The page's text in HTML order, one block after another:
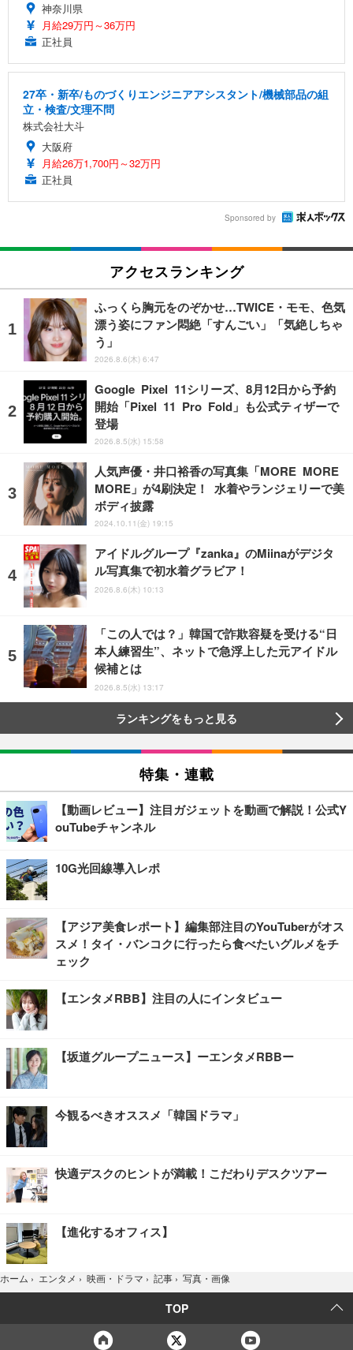
神奈川県
月給29万円～36万円
正社員
27卒・新卒/ものづくりエンジニアアシスタント/機械部品の組
立・検査/文理不問
株式会社大斗
大阪府
月給26万1,700円～32万円
正社員
Sponsored by
アクセスランキング
ふっくら胸元をのぞかせ…TWICE・モモ、色気
漂う姿にファン悶絶「すんごい」「気絶しちゃ
う」
2026.8.6(木) 6:47
Google Pixel 11シリーズ、8月12日から予約
開始「Pixel 11 Pro Fold」も公式ティザーで
登場
2026.8.5(水) 15:58
人気声優・井口裕香の写真集「MORE MORE
MORE」が4刷決定！ 水着やランジェリーで美
ボディ披露
2024.10.11(金) 19:15
アイドルグループ『zanka』のMiinaがデジタ
ル写真集で初水着グラビア！
2026.8.6(木) 10:13
「この人では？」韓国で詐欺容疑を受ける“日
本人練習生”、ネットで急浮上した元アイドル
候補とは
2026.8.5(水) 13:17
ランキングをもっと見る
特集・連載
【動画レビュー】注目ガジェットを動画で解説！公式Y
ouTubeチャンネル
10G光回線導入レポ
【アジア美食レポート】編集部注目のYouTuberがオス
スメ！タイ・バンコクに行ったら食べたいグルメをチ
ェック
【エンタメRBB】注目の人にインタビュー
【坂道グループニュース】ーエンタメRBBー
今観るべきオススメ「韓国ドラマ」
快適デスクのヒントが満載！こだわりデスクツアー
【進化するオフィス】
ホーム › エンタメ › 映画・ドラマ › 記事 › 写真・画像
TOP